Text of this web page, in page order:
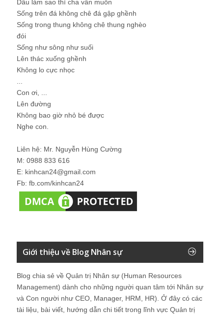
Dẫu làm sao thì cha vẫn muốn
Sống trên đá không chê đá gập ghềnh
Sống trong thung không chê thung nghèo
đói
Sống như sông như suối
Lên thác xuống ghềnh
Không lo cực nhọc
Con ơi, ...
Lên đường
Không bao giờ nhỏ bé được
Nghe con.
Liên hệ: Mr. Nguyễn Hùng Cường
M: 0988 833 616
E: kinhcan24@gmail.com
Fb: fb.com/kinhcan24
Giới thiệu về Blog Nhân sự
Blog chia sẻ về Quản trị Nhân sự (Human Resources
Management) dành cho những người quan tâm tới Nhân sự
và Con người như CEO, Manager, HRM, HR). Ở đây có các
tài liệu, bài viết, hướng dẫn chi tiết trong lĩnh vực Quản trị